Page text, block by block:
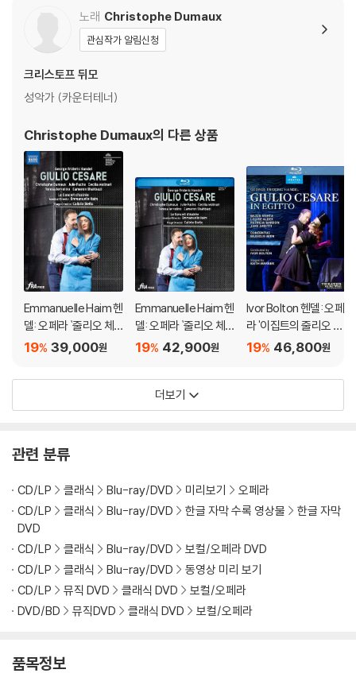
환/반품이 제한될 수 있습니다.
1) 기기 문제로 인해 발생하는 재생 불량 현상에 대해서는 반품/교환이 불
가하니 최신 소프트웨어로 업데이트된 DVD/BD 전용 기기에서 재생하실
2) 정전기와 먼지로 인해 재생이 원활하지 않은 경우가 있습니다. 디스크
를 마른 천으로 닦으시거나, DVD 클리너 등 전용 제품을 이용하면 대부분
해결됩니다.
3) 일부 PC 연결형 ODD의 경우 호환 상의 문제로 정상적인 디스크도 재
생이 불가능한 경우가 있습니다. 독립형 전용 플레이어 사용을 권장드리
며, ODD 사용으로 인한 재생 불량의 경우 교환 시에도 동일한 오류가 발
생할 수 있음을 알려드립니다.
※ 디스크 외관 불량
디스크에 미세한 잔 흠집이 남아있거나 인쇄 면이 깨끗하지 않은 경우가
있으며, 상품의 불량이 아닙니다. 단, 재생에 이상이 있는 경우에는 불량으
로 인한 반품/교환이 가능합니다.
※ 교환/반품 안내
1) 불량으로 인한 교환/반품 요청 시에는 불량 확인을 위해 개봉 시의 동영
관련 사진과 동영상 및 재생 기기 모델명을 첨부하여 첨부하여 고객센터에
2) 사양 오인지, 오 구매, 변심 사유로의 반품은 제품 개봉 전에만 운임비
부담 후 처리 가능합니다.
3) 스틸북 한정판, 초회 한정판의 경우 제작 수량이 한정되어 있고, 택배
이동 과정에서의 손상이 발생하면, 재 판매가 어려우므로 신중한 구매 선
택을 부탁드립니다.
4) 한정판 상품의 변심, 오구매로 인한 반품은 회송된 상품의 상태 확인 후
진행이 가능합니다. 택배 이동 중 파손이 발생하지 않도록 완충 포장을 부
노래 Christophe Dumaux
관심작가 알림신청
크리스토프 뒤모
성악가 (카운터테너)
Christophe Dumaux의 다른 상품
Emmanuelle Haim 헨
델: 오페라 `줄리오 체
사레` (Handel: Giulio
39,000원
19%
Emmanuelle Haim 헨
델: 오페라 `줄리오 체
사레` (Handel: Giulio
42,900원
19%
Ivor Bolton 헨델: 오페
라 '이집트의 줄리오 체
사레' - 이보르 볼튼 (H
In Egitto)
46,800원
19%
더보기
관련 분류
CD/LP 클래식 Blu-ray/DVD 미리보기
오페라
CD/LP
클래식 Blu-ray/DVD 한글 자막 수록 영상물
한글 자막
DVD
CD/LP
클래식 Blu-ray/DVD
보컬/오페라 DVD
CD/LP
클래식 Blu-ray/DVD
동영상 미리 보기
CD/LP
뮤직 DVD 클래식 DVD
보컬/오페라
DVD/BD
뮤직DVD 클래식 DVD 보컬/오페라
품목정보